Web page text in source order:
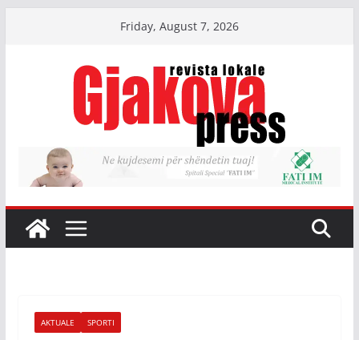
Friday, August 7, 2026
AKTUALE SPORTI